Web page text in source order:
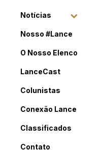
Notícias
Nosso #Lance
O Nosso Elenco
LanceCast
Colunistas
Conexão Lance
Classificados
Contato